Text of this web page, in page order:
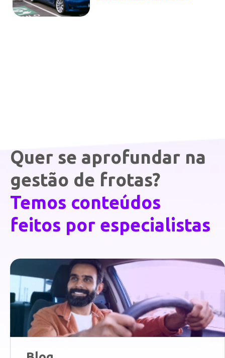
Quer se aprofundar na
gestão de frotas?
Temos conteúdos
feitos por especialistas